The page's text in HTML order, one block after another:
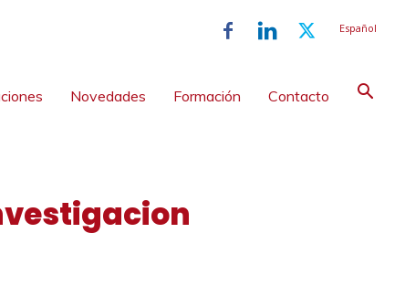
Español
Novedades Formación Contacto